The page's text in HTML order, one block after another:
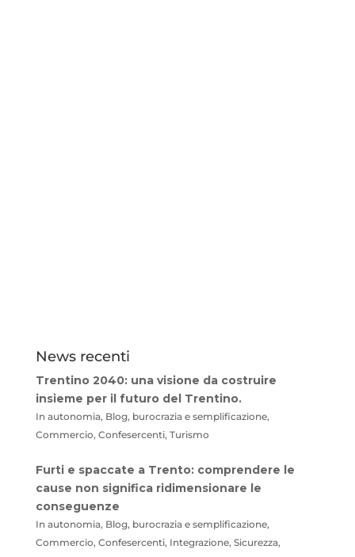
News recenti
Trentino 2040: una visione da costruire
insieme per il futuro del Trentino.
In autonomia, Blog, burocrazia e semplificazione,
Commercio, Confesercenti, Turismo
Furti e spaccate a Trento: comprendere le
cause non significa ridimensionare le
conseguenze
In autonomia, Blog, burocrazia e semplificazione,
Commercio, Confesercenti, Integrazione, Sicurezza,